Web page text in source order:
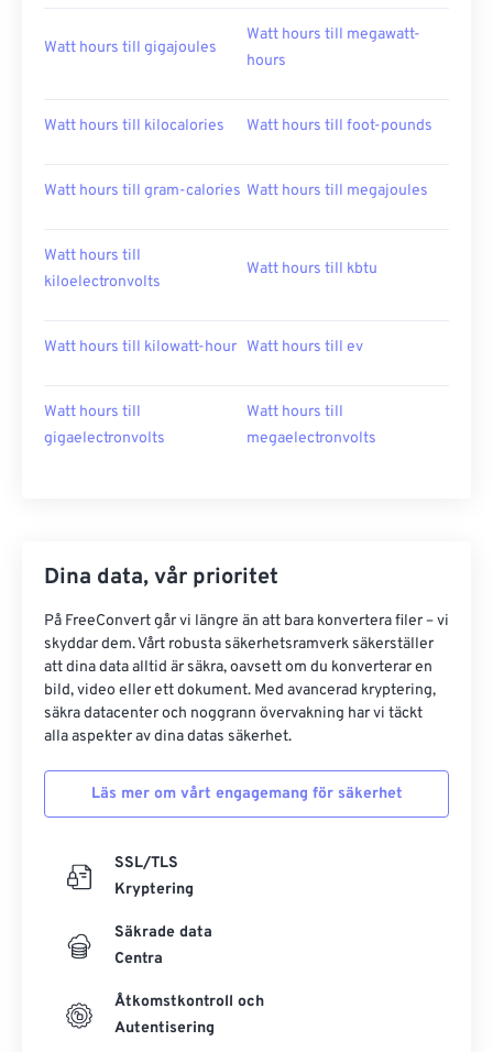
Watt hours till gigajoules
Watt hours till megawatt-
hours
Watt hours till kilocalories Watt hours till foot-pounds
Watt hours till gram-calories Watt hours till megajoules
Watt hours till
kiloelectronvolts
Watt hours till kbtu
Watt hours till kilowatt-hour Watt hours till ev
Watt hours till
gigaelectronvolts
Watt hours till
megaelectronvolts
Dina data, vår prioritet
På FreeConvert går vi längre än att bara konvertera filer – vi
skyddar dem. Vårt robusta säkerhetsramverk säkerställer
att dina data alltid är säkra, oavsett om du konverterar en
bild, video eller ett dokument. Med avancerad kryptering,
säkra datacenter och noggrann övervakning har vi täckt
alla aspekter av dina datas säkerhet.
Läs mer om vårt engagemang för säkerhet
SSL/TLS
Kryptering
Säkrade data
Centra
Åtkomstkontroll och
Autentisering